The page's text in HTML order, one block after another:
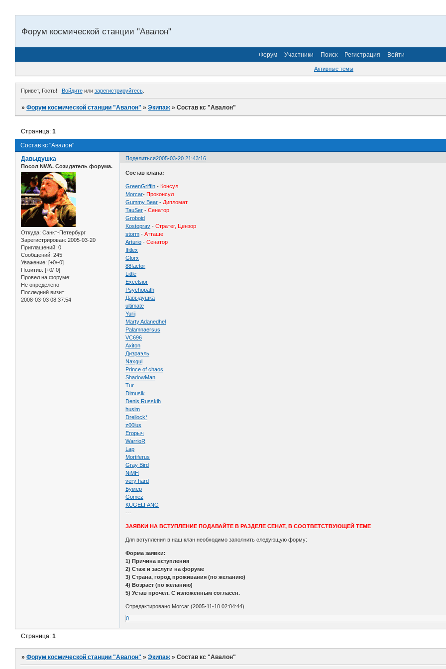
Форум космической станции "Авалон"
Форум Участники Поиск Регистрация Войти
Активные темы
Привет, Гость! Войдитеили зарегистрируйтесь.
»Форум космической станции "Авалон" »Экипаж »Состав кс "Авалон"
Состав кс "Авалон"
Страница:1
Поделиться2005-03-20 21:43:16
Давыдушка
Посол NWA. Созидатель форума.
Откуда: Санкт-Петербург
Зарегистрирован: 2005-03-20
Приглашений: 0
Сообщений: 245
Уважение: [+0/-0]
Позитив: [+0/-0]
Провел на форуме:
Не определено
Последний визит:
2008-03-03 08:37:54
Состав клана:
GreenGriffin - Консул
Morcar- Проконсул
Gummy Bear - Дипломат
TauSer -Сенатор
Groboid
Kostoprav -Стратег, Цензор
storm -Атташе
Arturio -Сенатор
Ifitlex
Glorx
88factor
Little
Excelsior
Psychopath
Давыдушка
ultimate
Yurij
Marty Adanedhel
Palamnaersus
VC696
Axiton
Дизраэль
Naxgul
Prince of chaos
ShadowMan
Tur
Dimusik
Denis Russkih
husim
Drellock*
z00lus
Егорыч
WarrioR
Lap
Mortiferus
Gray Bird
NiMH
very hard
Бумер
Gomez
KUGELFANG
---
ЗАЯВКИ НА ВСТУПЛЕНИЕ ПОДАВАЙТЕ В РАЗДЕЛЕ СЕНАТ, В СООТВЕТСТВУЮЩЕЙ ТЕМЕ
Для вступления в наш клан необходимо заполнить следующую форму:
Форма заявки:
1) Причина вступления
2) Стаж и заслуги на форуме
3) Страна, город проживания (по желанию)
4) Возраст (по желанию)
5) Устав прочел. C изложенным согласен.
Отредактировано Morcar (2005-11-10 02:04:44)
0
Страница:1
»Форум космической станции "Авалон" »Экипаж »Состав кс "Авалон"